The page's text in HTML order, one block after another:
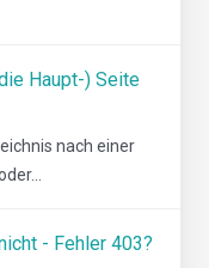
Haupt-) Seite
nach einer
- Fehler 403?